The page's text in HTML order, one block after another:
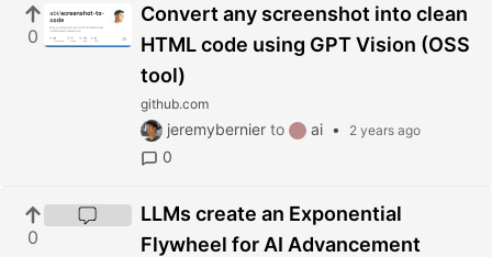
0
Convert any screenshot into clean
HTML code using GPT Vision (OSS
tool)
github.com
jeremybernier to ai • 2 years ago
0
0
LLMs create an Exponential
Flywheel for AI Advancement